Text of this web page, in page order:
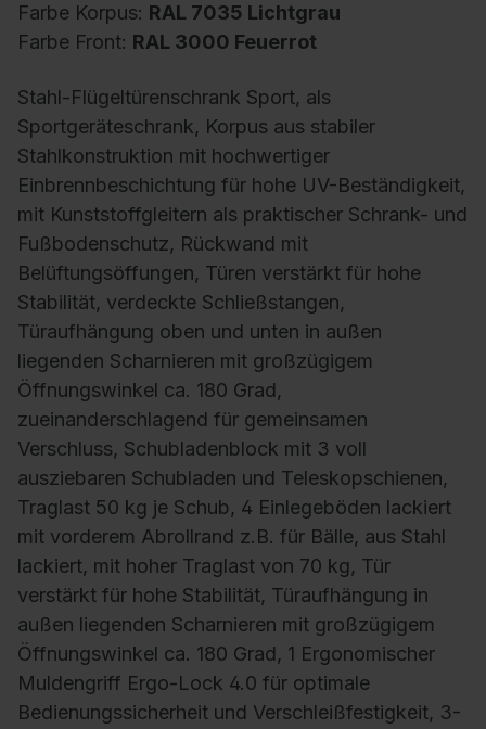
Farbe Korpus: RAL 7035 Lichtgrau
Farbe Front: RAL 3000 Feuerrot
Stahl-Flügeltürenschrank Sport, als
Sportgeräteschrank, Korpus aus stabiler
Stahlkonstruktion mit hochwertiger
Einbrennbeschichtung für hohe UV-Beständigkeit,
mit Kunststoffgleitern als praktischer Schrank- und
Fußbodenschutz, Rückwand mit
Belüftungsöffungen, Türen verstärkt für hohe
Stabilität, verdeckte Schließstangen,
Türaufhängung oben und unten in außen
liegenden Scharnieren mit großzügigem
Öffnungswinkel ca. 180 Grad,
zueinanderschlagend für gemeinsamen
Verschluss, Schubladenblock mit 3 voll
ausziebaren Schubladen und Teleskopschienen,
Traglast 50 kg je Schub, 4 Einlegeböden lackiert
mit vorderem Abrollrand z.B. für Bälle, aus Stahl
lackiert, mit hoher Traglast von 70 kg, Tür
verstärkt für hohe Stabilität, Türaufhängung in
außen liegenden Scharnieren mit großzügigem
Öffnungswinkel ca. 180 Grad, 1 Ergonomischer
Muldengriff Ergo-Lock 4.0 für optimale
Bedienungssicherheit und Verschleißfestigkeit, 3-